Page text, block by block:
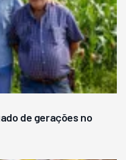
de gerações no